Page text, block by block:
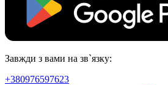
Завжди з вами на зв`язку:
+380976597623